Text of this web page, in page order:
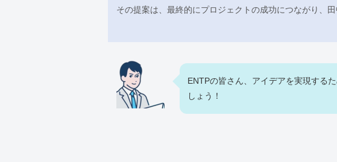
その提案は、最終的にプロジェクトの成功につながり、田
ENTPの皆さん、アイデアを実現する
しょう！